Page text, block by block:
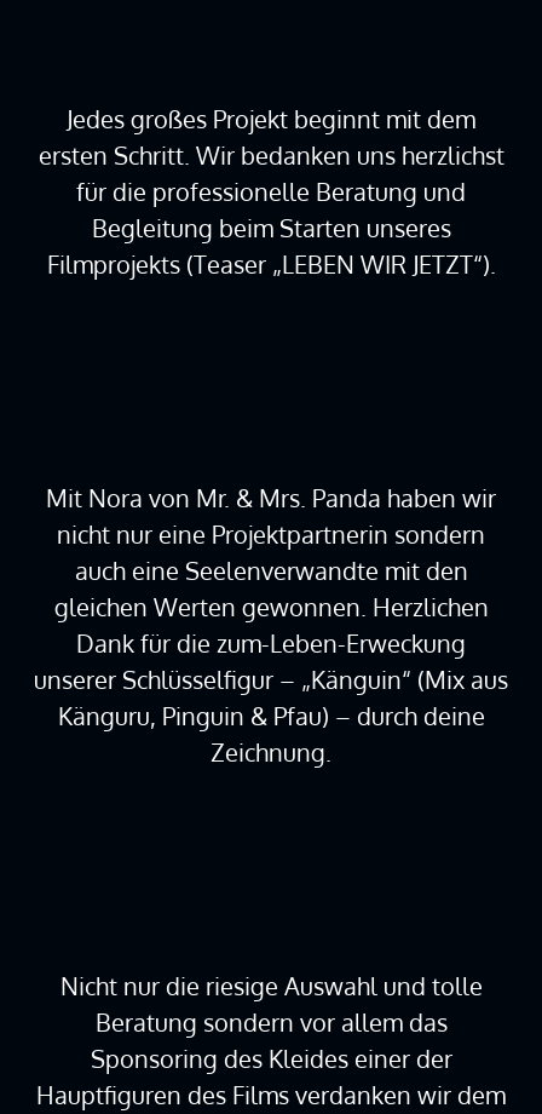
Jedes großes Projekt beginnt mit dem
ersten Schritt. Wir bedanken uns herzlichst
für die professionelle Beratung und
Begleitung beim Starten unseres
Filmprojekts (Teaser „LEBEN WIR JETZT“).
Mit Nora von Mr. & Mrs. Panda haben wir
nicht nur eine Projektpartnerin sondern
auch eine Seelenverwandte mit den
gleichen Werten gewonnen. Herzlichen
Dank für die zum-Leben-Erweckung
unserer Schlüsselfigur – „Känguin“ (Mix aus
Känguru, Pinguin & Pfau) – durch deine
Zeichnung.
Nicht nur die riesige Auswahl und tolle
Beratung sondern vor allem das
Sponsoring des Kleides einer der
Hauptfiguren des Films verdanken wir dem